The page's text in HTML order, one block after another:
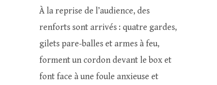
À la reprise de l’audience, des
renforts sont arrivés : quatre gardes,
gilets pare-balles et armes à feu,
forment un cordon devant le box et
font face à une foule anxieuse et